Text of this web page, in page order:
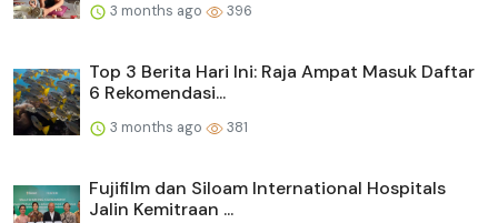
3 months ago 396
Top 3 Berita Hari Ini: Raja Ampat Masuk Daftar
6 Rekomendasi...
3 months ago 381
Fujifilm dan Siloam International Hospitals
Jalin Kemitraan ...